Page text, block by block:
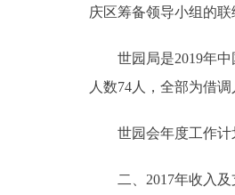
12345
参与调查
走进北京
庆区筹备领导小组的
世园局是2019年中
人数74人，全部为借
世园会年度工作计划
二、2017年收入及